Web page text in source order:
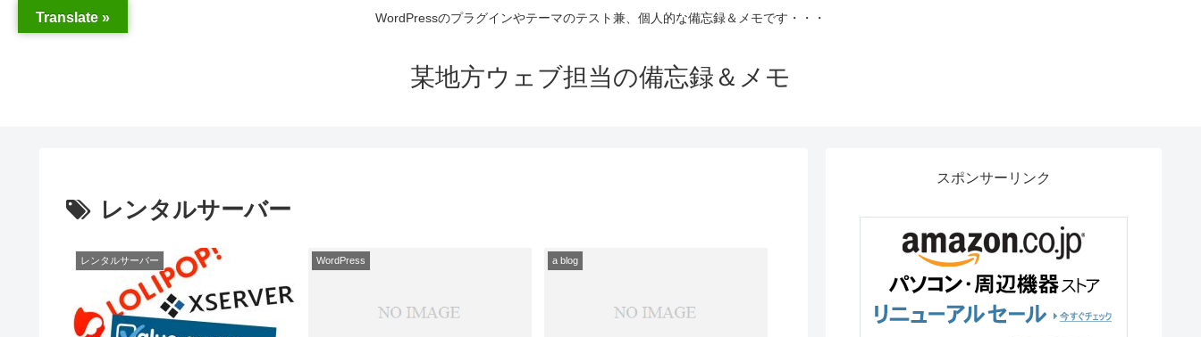
WordPressのプラグインやテーマのテスト兼、個人的な備忘録＆メモです・・・
某地方ウェブ担当の備忘録＆メモ
レンタルサーバー
レンタルサーバー WordPress a blog
スポンサーリンク
Translate »